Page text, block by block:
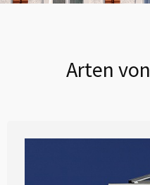
Arten von